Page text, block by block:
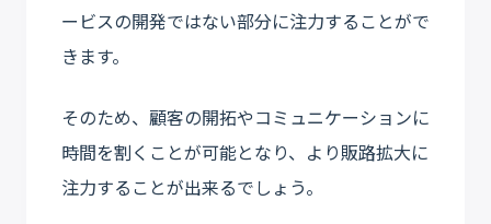
ービスの開発ではない部分に注力することがで
きます。
そのため、顧客の開拓やコミュニケーションに
時間を割くことが可能となり、より販路拡大に
注力することが出来るでしょう。